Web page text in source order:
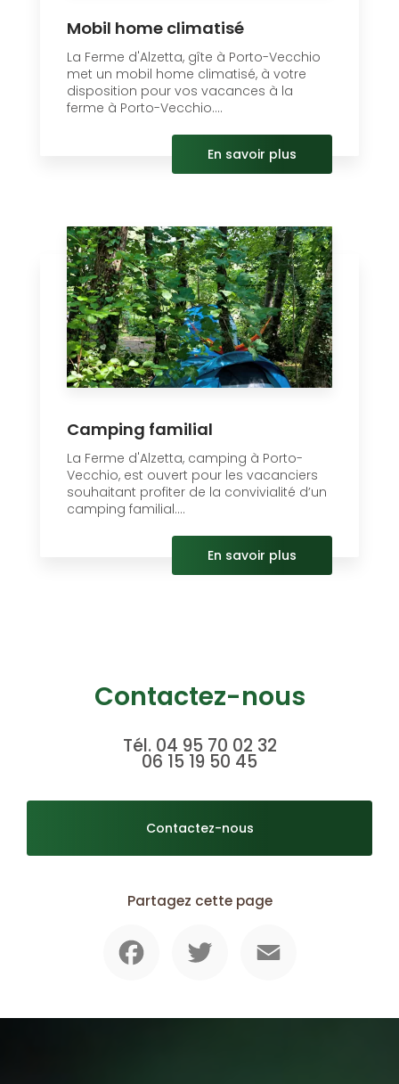
Mobil home climatisé
La Ferme d'Alzetta, gîte à Porto-Vecchio
met un mobil home climatisé, à votre
disposition pour vos vacances à la
ferme à Porto-Vecchio....
En savoir plus
Camping familial
La Ferme d'Alzetta, camping à Porto-
Vecchio, est ouvert pour les vacanciers
souhaitant profiter de la convivialité d’un
camping familial....
En savoir plus
Contactez-nous
Tél. 04 95 70 02 32
06 15 19 50 45
Contactez-nous
Partagez cette page